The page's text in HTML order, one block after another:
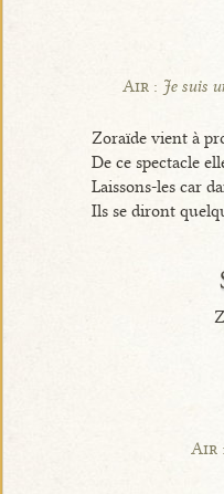
Air : Je suis
Zoraïde vient à
De ce spectacle
Laissons-les car
Ils se diront
Air :